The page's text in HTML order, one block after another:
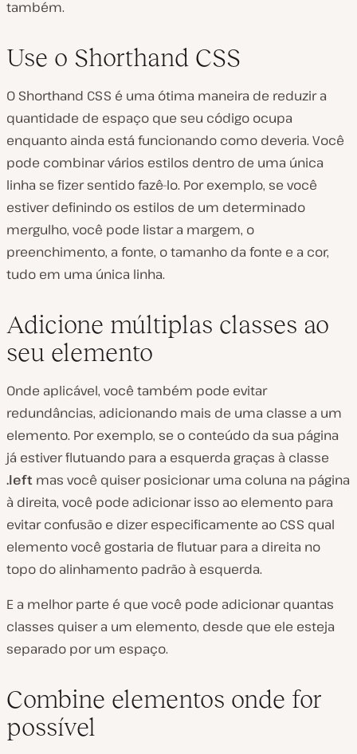
também.
Use o Shorthand CSS
O Shorthand CSS é uma ótima maneira de reduzir a
quantidade de espaço que seu código ocupa
enquanto ainda está funcionando como deveria. Você
pode combinar vários estilos dentro de uma única
linha se fizer sentido fazê-lo. Por exemplo, se você
estiver definindo os estilos de um determinado
mergulho, você pode listar a margem, o
preenchimento, a fonte, o tamanho da fonte e a cor,
tudo em uma única linha.
Adicione múltiplas classes ao
seu elemento
Onde aplicável, você também pode evitar
redundâncias, adicionando mais de uma classe a um
elemento. Por exemplo, se o conteúdo da sua página
já estiver flutuando para a esquerda graças à classe
.left mas você quiser posicionar uma coluna na página
à direita, você pode adicionar isso ao elemento para
evitar confusão e dizer especificamente ao CSS qual
elemento você gostaria de flutuar para a direita no
topo do alinhamento padrão à esquerda.
E a melhor parte é que você pode adicionar quantas
classes quiser a um elemento, desde que ele esteja
separado por um espaço.
Combine elementos onde for
possível